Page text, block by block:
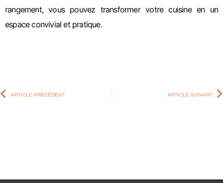
rangement, vous pouvez transformer votre cuisine en un
espace convivial et pratique.
ARTICLE PRÉCÉDENT ARTICLE SUIVANT